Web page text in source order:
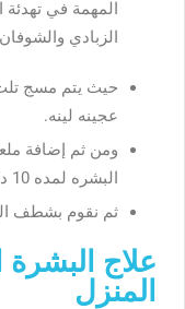
المهمة في
الزبادي
حيث يتم مسج
عجينه لينه.
ومن ثم إضافة
البشره لمده 10 دقائق على الأقل.
ثم نقوم بشطف
علاج
المنزل